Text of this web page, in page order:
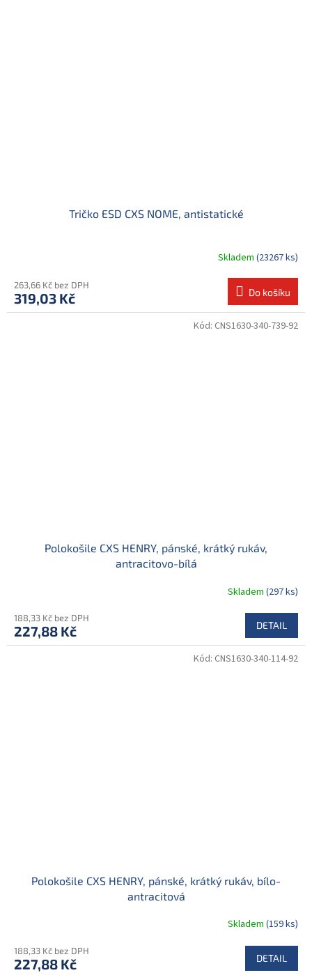
Tričko ESD CXS NOME, antistatické
Skladem (23267 ks)
263,66 Kč bez DPH
319,03 Kč Do košíku
Polokošile CXS HENRY, pánské, krátký rukáv,
antracitovo-bílá
Skladem (297 ks)
188,33 Kč bez DPH
227,88 Kč DETAIL
Kód: CNS1630-340-739-92
Polokošile CXS HENRY, pánské, krátký rukáv, bílo-
antracitová
Skladem (159 ks)
188,33 Kč bez DPH
227,88 Kč DETAIL
Kód: CNS1630-340-114-92